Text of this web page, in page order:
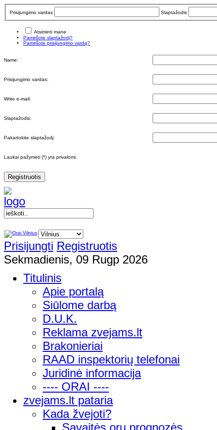
Prisijungimo vardas Slaptažodis
Atsiminti mane
Pamiršote slaptažodį?
Pamiršote prisijungimo vardą?
Name:
Prisijungimo vardas:
Write e-mail:
Slaptažodis:
Pakartokite slaptažodį:
Laukai pažymėti (*) yra privalomi.
Registruotis
Prisijungti Registruotis
Sekmadienis, 09 Rugp 2026
Titulinis
Apie portalą
Siūlome darbą
D.U.K.
Reklama zvejams.lt
Brakonieriai
RAAD inspektorių telefonai
Juridinė informacija
---- ORAI ----
zvejams.lt pataria
Kada žvejoti?
Savaitės orų prognozės